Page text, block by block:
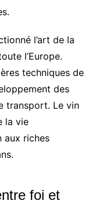
l’art de la
l’Europe.
techniques de
des
transport. Le vin
la vie
aux riches
foi et